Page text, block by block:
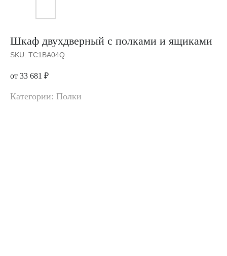
Шкаф двухдверный с полками и ящиками
SKU: TC1BA04Q
от 33 681 ₽
Категории: Полки